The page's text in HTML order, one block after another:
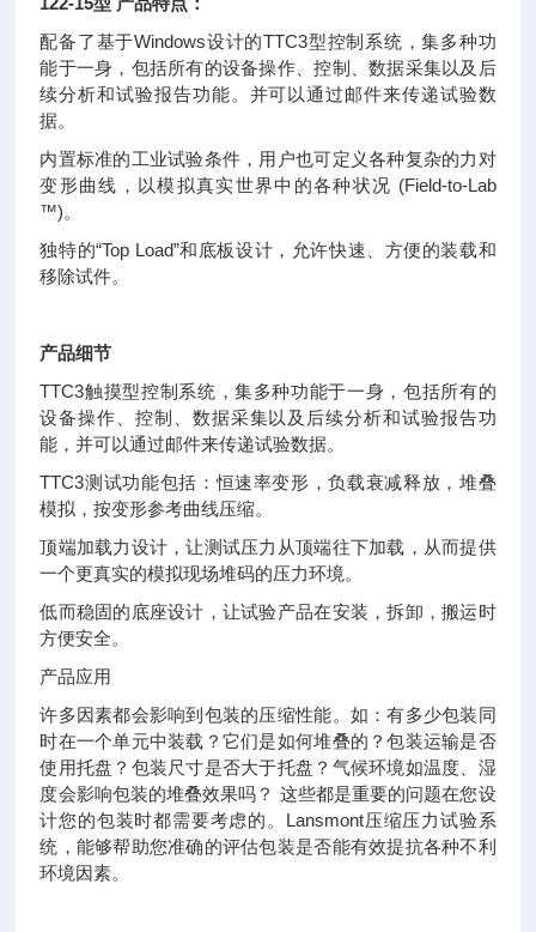
配备了基于Windows设计的TTC3型控制系统，集多种功
能于一身，包括所有的设备操作、控制、数据采集以及后
续分析和试验报告功能。并可以通过邮件来传递试验数
据。
内置标准的工业试验条件，用户也可定义各种复杂的力对
变形曲线，以模拟真实世界中的各种状况 (Field-to-Lab
™)。
独特的“Top Load”和底板设计，允许快速、方便的装载和
移除试件。
产品细节
TTC3触摸型控制系统，集多种功能于一身，包括所有的
设备操作、控制、数据采集以及后续分析和试验报告功
能，并可以通过邮件来传递试验数据。
TTC3测试功能包括：恒速率变形，负载衰减释放，堆叠
模拟，按变形参考曲线压缩。
顶端加载力设计，让测试压力从顶端往下加载，从而提供
一个更真实的模拟现场堆码的压力环境。
低而稳固的底座设计，让试验产品在安装，拆卸，搬运时
方便安全。
产品应用
许多因素都会影响到包装的压缩性能。如：有多少包装同
时在一个单元中装载？它们是如何堆叠的？包装运输是否
使用托盘？包装尺寸是否大于托盘？气候环境如温度、湿
度会影响包装的堆叠效果吗？ 这些都是重要的问题在您设
计您的包装时都需要考虑的。Lansmont压缩压力试验系
统，能够帮助您准确的评估包装是否能有效提抗各种不利
环境因素。